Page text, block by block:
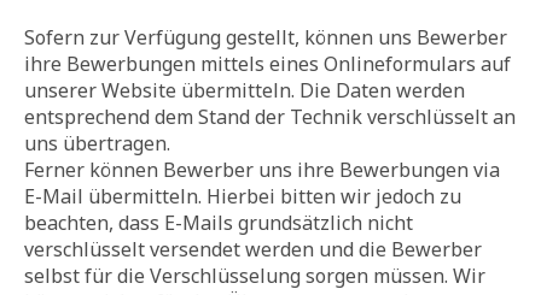
Sofern zur Verfügung gestellt, können uns Bewerber
ihre Bewerbungen mittels eines Onlineformulars auf
unserer Website übermitteln. Die Daten werden
entsprechend dem Stand der Technik verschlüsselt an
uns übertragen.
Ferner können Bewerber uns ihre Bewerbungen via
E-Mail übermitteln. Hierbei bitten wir jedoch zu
beachten, dass E-Mails grundsätzlich nicht
verschlüsselt versendet werden und die Bewerber
selbst für die Verschlüsselung sorgen müssen. Wir